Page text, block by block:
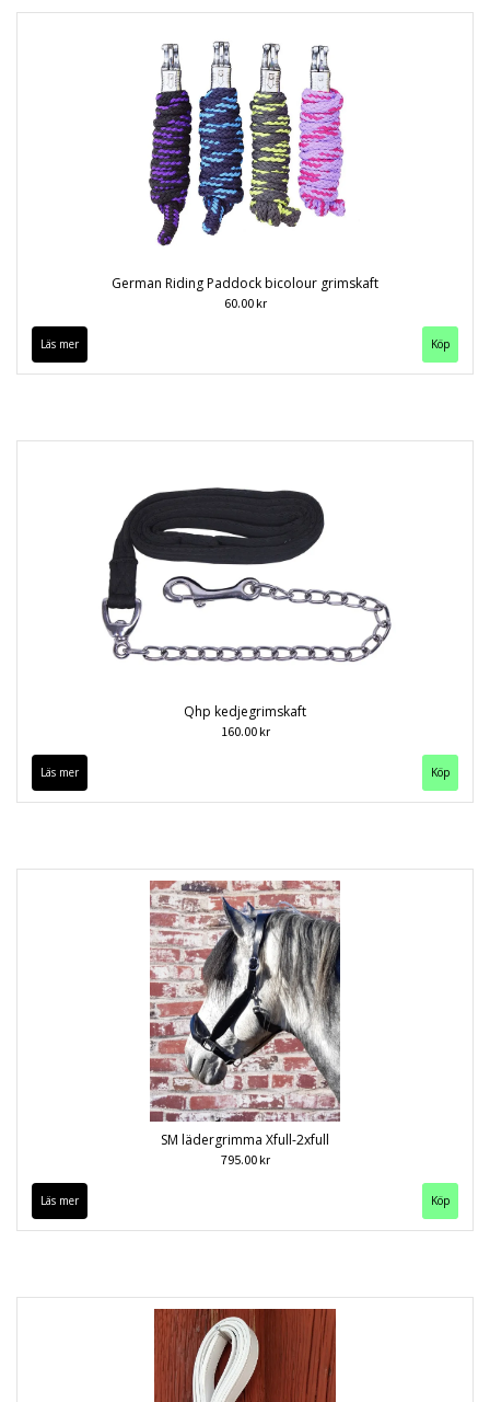
German Riding Paddock bicolour grimskaft
60.00 kr
Läs mer Köp
Qhp kedjegrimskaft
160.00 kr
Läs mer Köp
SM lädergrimma Xfull-2xfull
795.00 kr
Läs mer Köp